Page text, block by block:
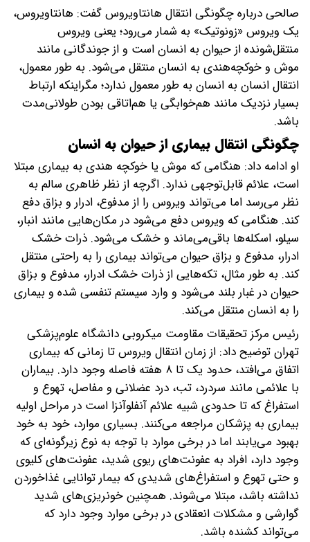
صالحی درباره چگونگی انتقال هانتاویروس گفت: هانتاویروس،
یک ویروس «زونوتیک» به شمار می‌رود؛ یعنی ویروس
منتقل‌شونده از حیوان به انسان است و از جوندگانی مانند
موش و خوکچه‌هندی به انسان منتقل می‌شود. به طور معمول،
انتقال انسان به انسان به طور معمول ندارد؛ مگراینکه ارتباط
بسیار نزدیک مانند هم‌خوابگی یا هم‌اتاقی بودن طولانی‌مدت
باشد.
چگونگی انتقال بیماری از حیوان به انسان
او ادامه داد: هنگامی که موش یا خوکچه هندی به بیماری مبتلا
است، علائم قابل‌توجهی ندارد. اگرچه از نظر ظاهری سالم به
نظر می‌رسد اما می‌تواند ویروس را از مدفوع، ادرار و بزاق دفع
کند. هنگامی که ویروس دفع می‌شود در مکان‌هایی مانند انبار،
سیلو، اسکله‌ها باقی‌می‌ماند و خشک می‌شود. ذرات خشک
ادرار، مدفوع و بزاق حیوان می‌تواند بیماری را به راحتی منتقل
کند. به طور مثال، تکه‌هایی از ذرات خشک ادرار، مدفوع و بزاق
حیوان در غبار بلند می‌شود و وارد سیستم تنفسی شده و بیماری
را به انسان منتقل می‌کند.
رئیس مرکز تحقیقات مقاومت میکروبی دانشگاه علوم‌پزشکی
تهران توضیح داد: از زمان انتقال ویروس تا زمانی که بیماری
اتفاق می‌افتد، حدود یک تا ۸ هفته فاصله وجود دارد. بیماران
با علائمی مانند سردرد، تب، درد عضلانی و مفاصل، تهوع و
استفراغ که تا حدودی شبیه علائم آنفلوآنزا است در مراحل اولیه
بیماری به پزشکان مراجعه می‌کنند. بسیاری موارد، خود به خود
بهبود می‌یابند اما در برخی موارد با توجه به نوع زیرگونه‌ای که
وجود دارد، افراد به عفونت‌های ریوی شدید، عفونت‌های کلیوی
و حتی تهوع و استفراغ‌های شدیدی که بیمار توانایی غذاخوردن
نداشته باشد، مبتلا می‌شوند. همچنین خونریزی‌های شدید
گوارشی و مشکلات انعقادی در برخی موارد وجود دارد که
می‌تواند کشنده‌ باشد.